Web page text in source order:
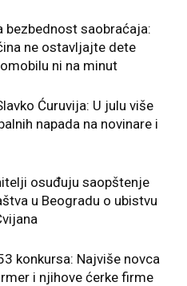
bezbednost saobraćaja:
ne ostavljajte dete
ni na minut
Ćuruvija: U julu više
napada na novinare i
osuđuju saopštenje
u Beogradu o ubistvu
konkursa: Najviše novca
i njihove ćerke firme